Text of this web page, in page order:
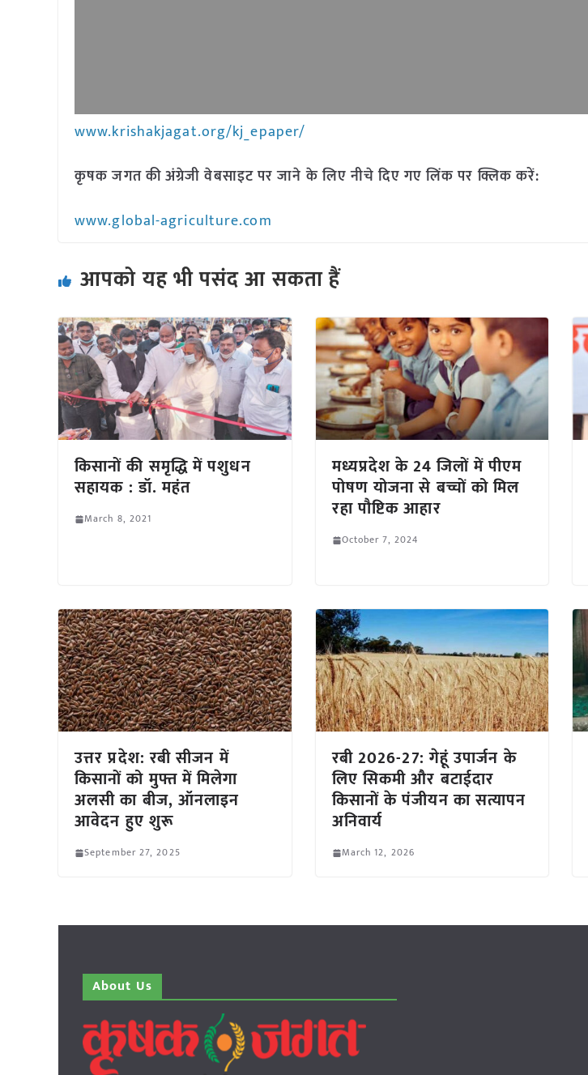
www.krishakjagat.org/kj_epaper/
कृषक जगत की अंग्रेजी वेबसाइट पर जाने के लिए नीचे दिए गए लिंक पर क्लिक करें:
www.global-agriculture.com
आपको यह भी पसंद आ सकता हैं
किसानों की समृद्धि में पशुधन
सहायक : डॉ. महंत
March 8, 2021
मध्यप्रदेश के 24 जिलों में पीएम
पोषण योजना से बच्चों को मिल
रहा पौष्टिक आहार
October 7, 2024
उत्तर प्रदेश: रबी सीजन में
किसानों को मुफ्त में मिलेगा
अलसी का बीज, ऑनलाइन
आवेदन हुए शुरू
September 27, 2025
रबी 2026-27: गेहूं उपार्जन के
लिए सिकमी और बटाईदार
किसानों के पंजीयन का सत्यापन
अनिवार्य
March 12, 2026
About Us